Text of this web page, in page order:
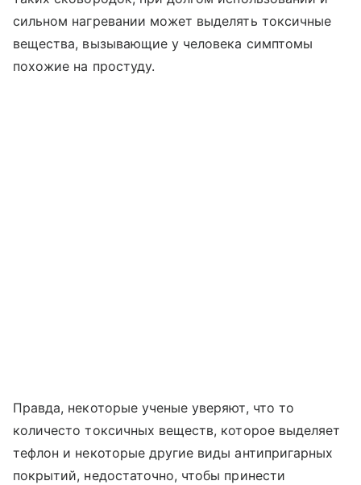
сильном нагревании может выделять токсичные
вещества, вызывающие у человека симптомы
похожие на простуду.
Правда, некоторые ученые уверяют, что то
количесто токсичных веществ, которое выделяет
тефлон и некоторые другие виды антипригарных
покрытий, недостаточно, чтобы принести